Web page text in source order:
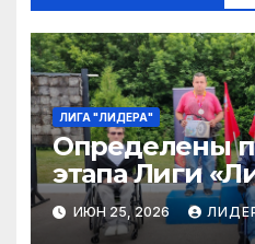
ЛИГА "ЛИДЕРА"
Определены
этапа Лиги
ИЮН 25, 2026